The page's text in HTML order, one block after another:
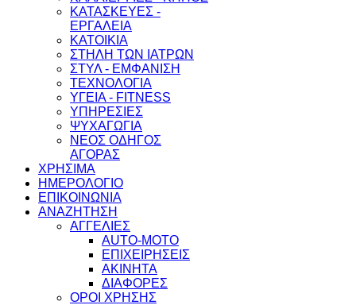
ΚΑΤΑΣΚΕΥΕΣ -
ΕΡΓΑΛΕΙΑ
ΚΑΤΟΙΚΙΑ
ΣΤΗΛΗ ΤΩΝ ΙΑΤΡΩΝ
ΣΤΥΛ - ΕΜΦΑΝΙΣΗ
ΤΕΧΝΟΛΟΓΙΑ
ΥΓΕΙΑ - FITNESS
ΥΠΗΡΕΣΙΕΣ
ΨΥΧΑΓΩΓΙΑ
ΝΕΟΣ ΟΔΗΓΟΣ
ΑΓΟΡΑΣ
ΧΡΗΣΙΜΑ
ΗΜΕΡΟΛΟΓΙΟ
ΕΠΙΚΟΙΝΩΝΙΑ
ΑΝΑΖΗΤΗΣΗ
ΑΓΓΕΛΙΕΣ
AUTO-MOTO
ΕΠΙΧΕΙΡΗΣΕΙΣ
ΑΚΙΝΗΤΑ
ΔΙΑΦΟΡΕΣ
ΟΡΟΙ ΧΡΗΣΗΣ